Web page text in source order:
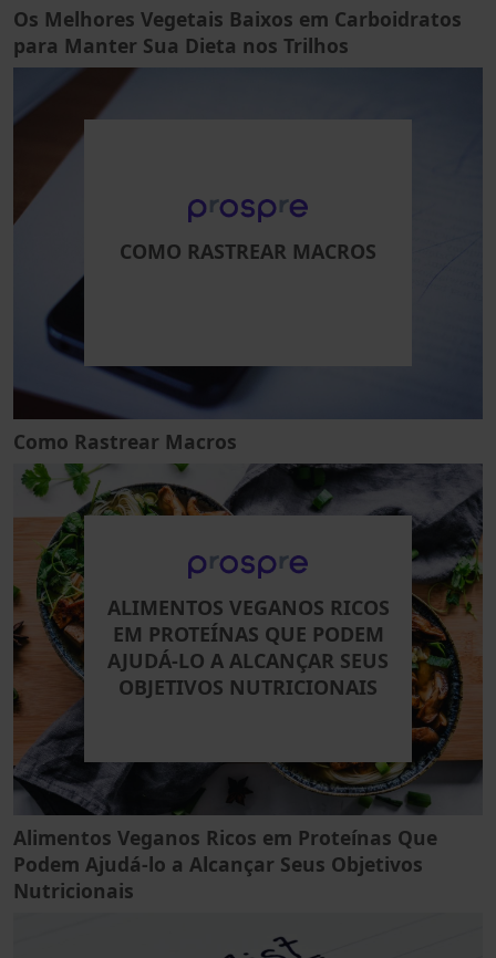
Os Melhores Vegetais Baixos em Carboidratos
para Manter Sua Dieta nos Trilhos
COMO RASTREAR MACROS
Como Rastrear Macros
ALIMENTOS VEGANOS RICOS
EM PROTEÍNAS QUE PODEM
AJUDÁ-LO A ALCANÇAR SEUS
OBJETIVOS NUTRICIONAIS
Alimentos Veganos Ricos em Proteínas Que
Podem Ajudá-lo a Alcançar Seus Objetivos
Nutricionais